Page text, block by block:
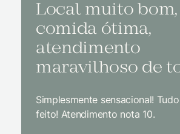
Local muito
comida ótima,
atendimento
maravilhoso de
Simplesmente sensacional!
feito! Atendimento nota 10.